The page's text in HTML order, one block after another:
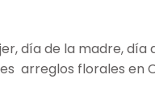
día de la madre, día
arreglos florales en